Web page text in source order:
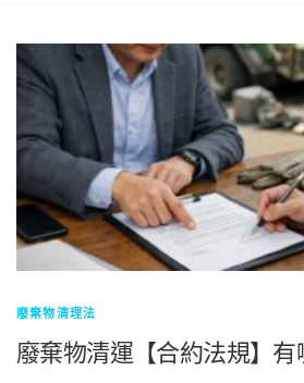
聯絡我們
廢棄物清理法
廢棄物清運【合約法規】有